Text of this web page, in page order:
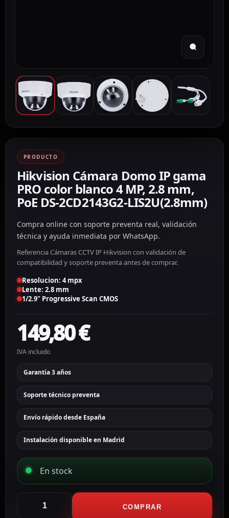
PRODUCTO
Hikvision Cámara Domo IP gama
PRO color blanco 4 MP, 2.8 mm,
PoE DS-2CD2143G2-LIS2U(2.8mm)
Compra online con soporte preventa real, validación
técnica y ayuda inmediata por WhatsApp.
Referencia Cámaras CCTV IP Hikvision con validación de
compatibilidad y soporte preventa antes de comprar.
Resolucion: 4 mpx
Lente: 2.8 mm
1/2.9" Progressive Scan CMOS
149,80€
IVA incluido
Garantía 3 años
Soporte técnico preventa
Envío rápido desde España
Instalación disponible en Madrid
En stock
Cámara
COMPRAR